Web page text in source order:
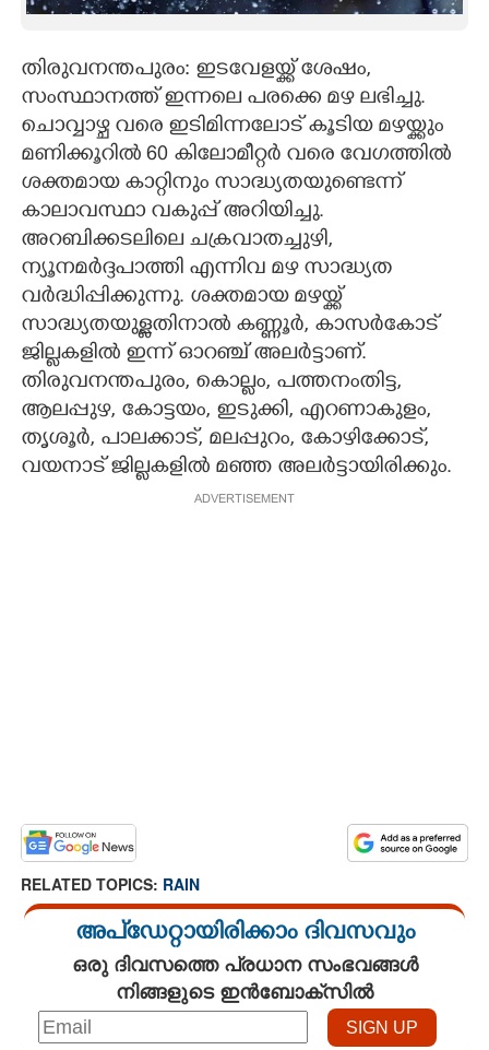
LITERATURE
ZOOM
CONTACT US
തിരുവനന്തപുരം: ഇടവേളയ്ക്ക് ശേഷം,
സംസ്ഥാനത്ത് ഇന്നലെ പരക്കെ മഴ ലഭിച്ചു.
ചൊവ്വാഴ്ച വരെ ഇടിമിന്നലോട് കൂടിയ മഴയ്ക്കും
മണിക്കൂറിൽ 60 കിലോമീറ്റർ വരെ വേഗത്തിൽ
ശക്തമായ കാറ്റിനും സാദ്ധ്യതയുണ്ടെന്ന്
കാലാവസ്ഥാ വകുപ്പ് അറിയിച്ചു.
അറബിക്കടലിലെ ചക്രവാതച്ചുഴി,
ന്യൂനമർദ്ദപാത്തി എന്നിവ മഴ സാദ്ധ്യത
വർദ്ധിപ്പിക്കുന്നു. ശക്തമായ മഴയ്ക്ക്
സാദ്ധ്യതയുള്ളതിനാൽ കണ്ണൂർ, കാസർകോട്
ജില്ലകളിൽ ഇന്ന് ഓറഞ്ച് അലർട്ടാണ്.
തിരുവനന്തപുരം, കൊല്ലം, പത്തനംതിട്ട,
ആലപ്പുഴ, കോട്ടയം, ഇടുക്കി, എറണാകുളം,
തൃശൂർ, പാലക്കാട്, മലപ്പുറം, കോഴിക്കോട്,
വയനാട് ജില്ലകളിൽ മഞ്ഞ അലർട്ടായിരിക്കും.
ADVERTISEMENT
RELATED TOPICS: RAIN
അപ്ഡേറ്റായിരിക്കാം ദിവസവും
ഒരു ദിവസത്തെ പ്രധാന സംഭവങ്ങൾ
നിങ്ങളുടെ ഇൻബോക്സിൽ